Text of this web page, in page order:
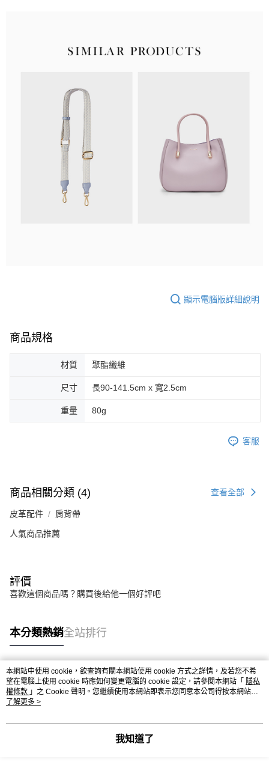
顯示電腦版詳細說明
商品規格
材質 聚酯纖維
尺寸 長90-141.5cm x 寬2.5cm
重量 80g
客服
商品相關分類 (4) 查看全部
皮革配件 肩背帶
人氣商品推薦
評價
喜歡這個商品嗎？購買後給他一個好評吧
本分類熱銷全站排行
熱門標籤
本網站中使用 cookie，欲查詢有關本網站使用 cookie 方式之詳情，及若您不希
望在電腦上使用 cookie 時應如何變更電腦的 cookie 設定，請參閱本網站「 隱私
權條款 」之 Cookie 聲明。您繼續使用本網站即表示您同意本公司得按本網站使
用條款之 Cookie 聲明使用 cookie。
了解更多 >
我知道了